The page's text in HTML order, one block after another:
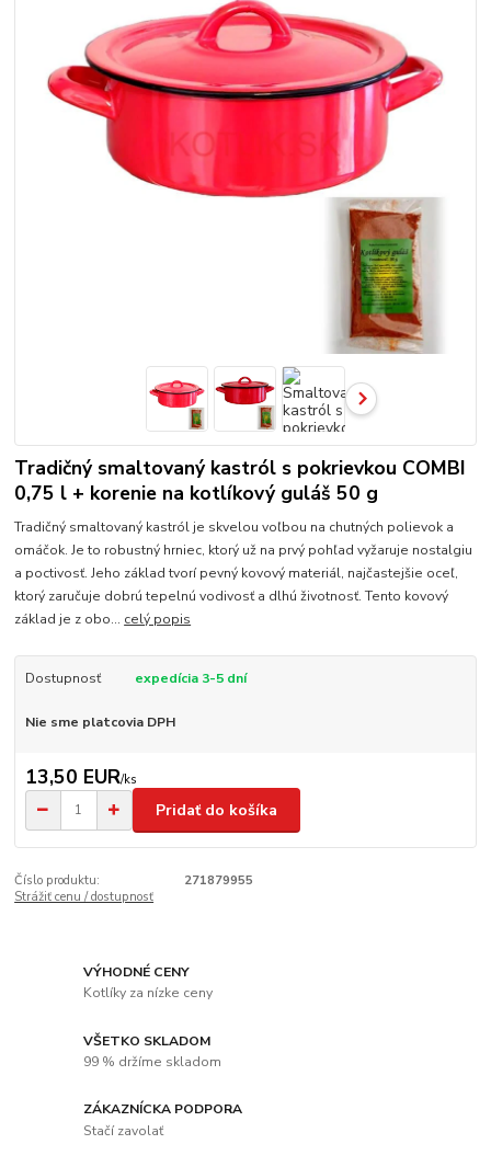
Tradičný smaltovaný kastról s pokrievkou COMBI
0,75 l + korenie na kotlíkový guláš 50 g
Tradičný smaltovaný kastról je skvelou voľbou na chutných polievok a
omáčok. Je to robustný hrniec, ktorý už na prvý pohľad vyžaruje nostalgiu
a poctivosť. Jeho základ tvorí pevný kovový materiál, najčastejšie oceľ,
ktorý zaručuje dobrú tepelnú vodivosť a dlhú životnosť. Tento kovový
základ je z obo... celý popis
Dostupnosť expedícia 3-5 dní
Nie sme platcovia DPH
13,50 EUR/ks
Pridať do košíka
Číslo produktu:
271879955
Strážiť cenu / dostupnosť
VÝHODNÉ CENY
Kotlíky za nízke ceny
VŠETKO SKLADOM
99 % držíme skladom
ZÁKAZNÍCKA PODPORA
Stačí zavolať